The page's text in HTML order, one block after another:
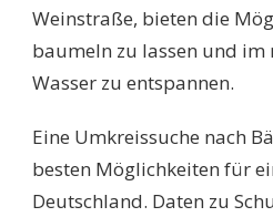
Weinstraße, bieten die
baumeln zu lassen und
Wasser zu entspannen.
Eine Umkreissuche nach
besten Möglichkeiten für
Deutschland. Daten zu